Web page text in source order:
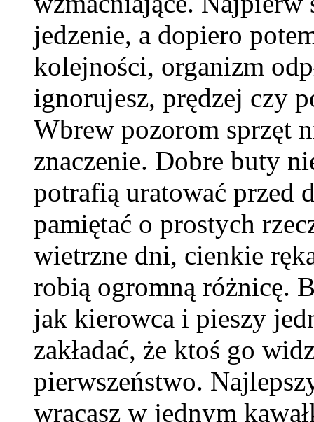
jedzenie, a dopiero
kolejności, organizm
ignorujesz, prędzej czy
Wbrew pozorom sprzęt
znaczenie. Dobre buty
potrafią uratować przed
pamiętać o prostych
wietrzne dni, cienkie
robią ogromną różnicę.
jak kierowca i pieszy
zakładać, że ktoś go
pierwszeństwo.
wracasz w jednym